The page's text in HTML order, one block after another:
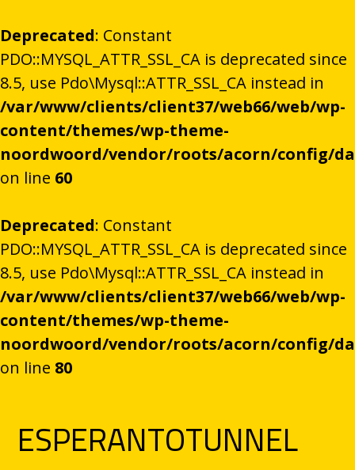
Deprecated: Constant
PDO::MYSQL_ATTR_SSL_CA is deprecated since
8.5, use Pdo\Mysql::ATTR_SSL_CA instead in
/var/www/clients/client37/web66/web/wp-
content/themes/wp-theme-
noordwoord/vendor/roots/acorn/config/
on line 60
Deprecated: Constant
PDO::MYSQL_ATTR_SSL_CA is deprecated since
8.5, use Pdo\Mysql::ATTR_SSL_CA instead in
/var/www/clients/client37/web66/web/wp-
content/themes/wp-theme-
noordwoord/vendor/roots/acorn/config/
on line 80
ESPERANTOTUNNEL